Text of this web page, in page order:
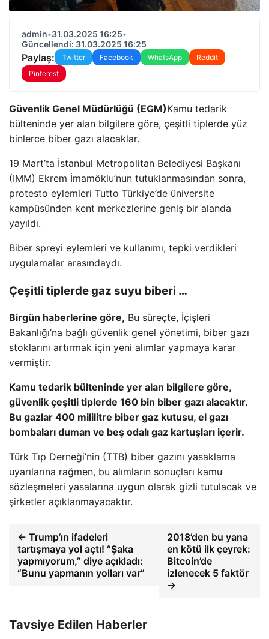
admin•31.03.2025 16:25•
Güncellendi: 31.03.2025 16:25
Paylaş: Twitter Facebook WhatsApp
Reddit
Pinterest
Güvenlik Genel Müdürlüğü (EGM)Kamu tedarik
bülteninde yer alan bilgilere göre, çeşitli tiplerde yüz
binlerce biber gazı alacaklar.
19 Mart’ta İstanbul Metropolitan Belediyesi Başkanı
(IMM) Ekrem İmamöklu’nun tutuklanmasından sonra,
protesto eylemleri Tutto Türkiye’de üniversite
kampüsünden kent merkezlerine geniş bir alanda
yayıldı.
Biber spreyi eylemleri ve kullanımı, tepki verdikleri
uygulamalar arasındaydı.
Çeşitli tiplerde gaz suyu biberi …
Birgün haberlerine göre, Bu süreçte, İçişleri
Bakanlığı’na bağlı güvenlik genel yönetimi, biber gazı
stoklarını artırmak için yeni alımlar yapmaya karar
vermiştir.
Kamu tedarik bülteninde yer alan bilgilere göre,
güvenlik çeşitli tiplerde 160 bin biber gazı alacaktır.
Bu gazlar 400 mililitre biber gaz kutusu, el gazı
bombaları duman ve beş odalı gaz kartuşları içerir.
Türk Tıp Derneği’nin (TTB) biber gazını yasaklama
uyarılarına rağmen, bu alımların sonuçları kamu
sözleşmeleri yasalarına uygun olarak gizli tutulacak ve
şirketler açıklanmayacaktır.
← Trump’ın ifadeleri
tartışmaya yol açtı! “Şaka
yapmıyorum,” diye açıkladı:
“Bunu yapmanın yolları var”
2018’den bu yana
en kötü ilk çeyrek:
Bitcoin’de
izlenecek 5 faktör
→
Tavsiye Edilen Haberler